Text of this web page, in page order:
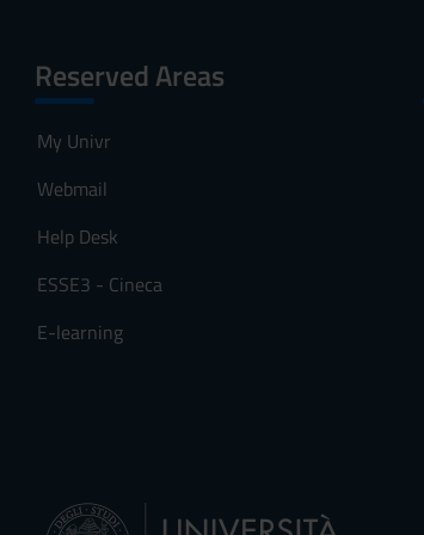
Reserved Areas
My Univr
Webmail
Help Desk
ESSE3 - Cineca
E-learning